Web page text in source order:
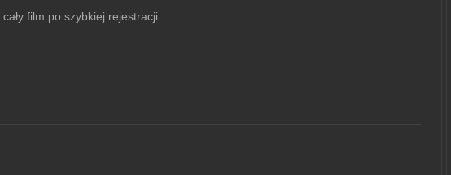
film po szybkiej rejestracji.